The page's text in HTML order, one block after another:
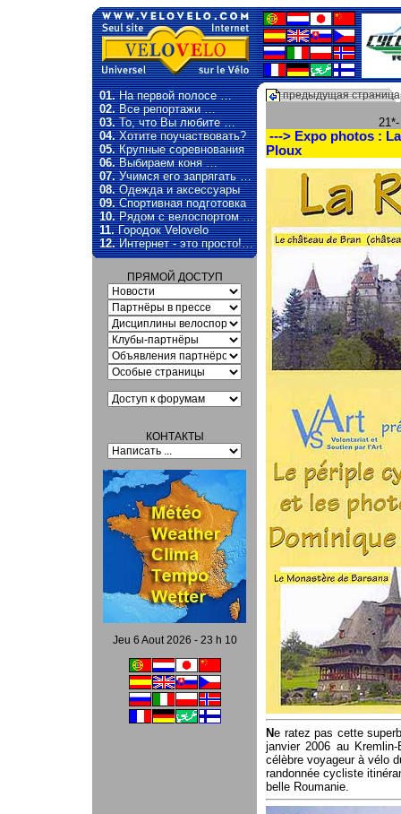
01.На первой полосе …
02.Все репортажи …
03.То, что Вы любите …
04.Хотите поучаствовать?
05.Крупные соревнования
06.Выбираем коня …
07.Учимся его запрягать …
08.Одежда и аксессуары
09.Спортивная подготовка
10.Рядом с велоспортом …
11.Городок Velovelo
12.Интернет - это просто!…
ПРЯМОЙ ДОСТУП
КОНТАКТЫ
Jeu 6 Aout 2026 - 23 h 10
предыдущая страница
---> Expo photos :
Ploux
Ne ratez pas cette
janvier 2006 au
célèbre voyageur à vélo
randonnée cycliste
belle Roumanie.